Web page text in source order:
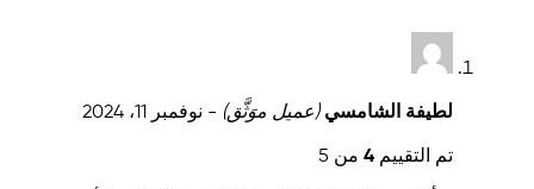
لطيفة الشامسي(عميل موَثَّق) - نوفمبر 11، 2024
تم التقييم 4 من 5